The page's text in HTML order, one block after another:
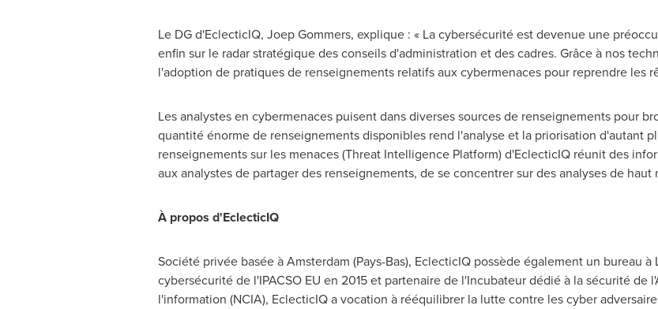
Le DG d'EclecticIQ, Joep Gommers, explique : « La cybersécurité est devenue une
enfin sur le radar stratégique des conseils d'administration et des cadres. Grâce à nos
l'adoption de pratiques de renseignements relatifs aux cybermenaces pour reprendre les
Les analystes en cybermenaces puisent dans diverses sources de renseignements pour
quantité énorme de renseignements disponibles rend l'analyse et la priorisation d'autant
renseignements sur les menaces (Threat Intelligence Platform) d'EclecticIQ réunit des
aux analystes de partager des renseignements, de se concentrer sur des analyses de
À propos d'EclecticIQ
Société privée basée àAmsterdam (Pays-Bas), EclecticIQ possède également un bureau à
cybersécurité de l'IPACSO EU en 2015 etpartenaire de l'Incubateur dédié à la sécurité de
l'information (NCIA), EclecticIQ a vocation à rééquilibrer la lutte contre les cyber